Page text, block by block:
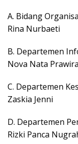
A. Bidang
Rina Nurbaeti
B. Departemen
Nova Nata Prawira
C. Departemen
Zaskia Jenni
D. Departemen
Rizki Panca